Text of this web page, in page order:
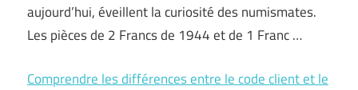
aujourd’hui, éveillent la curiosité des numismates.
Les pièces de 2 Francs de 1944 et de 1 Franc …
Comprendre les différences entre le code client et le